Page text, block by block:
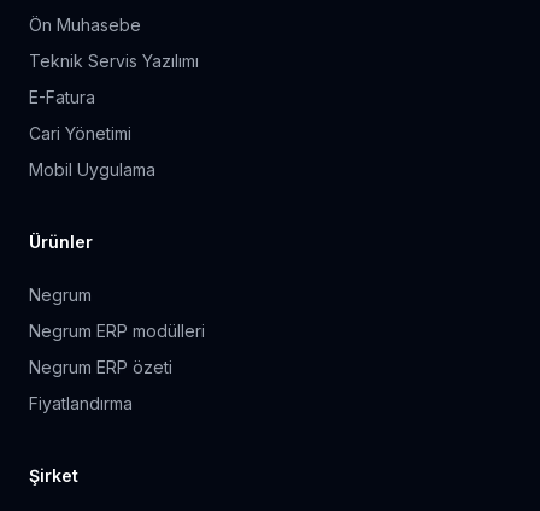
Ön Muhasebe
Teknik Servis Yazılımı
E-Fatura
Cari Yönetimi
Mobil Uygulama
Ürünler
Negrum
Negrum ERP modülleri
Negrum ERP özeti
Fiyatlandırma
Şirket